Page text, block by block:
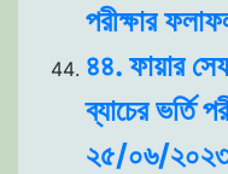
পরীক্ষার
৪৪. ফায়ার
ব্যাচের ভর্তি
২৫/০৬/